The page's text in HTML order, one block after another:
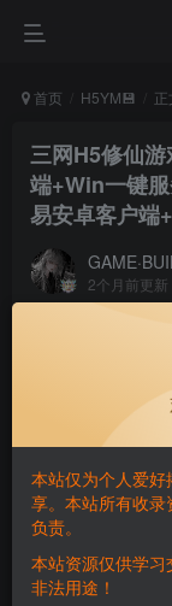
首页 H5YM💾 正
三网H5修仙
端+Win一键
易安卓客户端
2个月前更新
此内容为付费阅
本站仅为个人爱
享。本站所有收
负责。
本站资源仅供学
非法用途！